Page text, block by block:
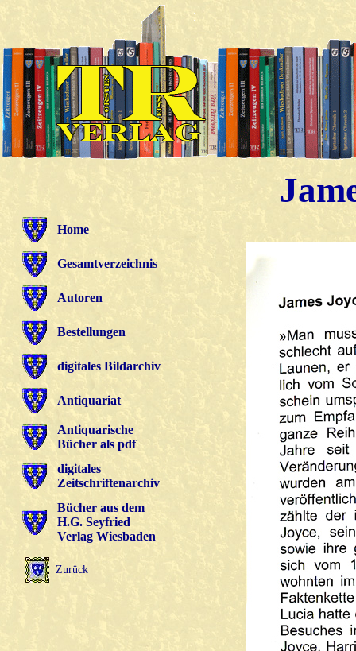
Home
Gesamtverzeichnis
Autoren
Bestellungen
digitales Bildarchiv
Antiquariat
Antiquarische
Bücher als pdf
digitales
Zeitschriftenarchiv
Bücher aus dem
H.G. Seyfried
Verlag Wiesbaden
Zurück